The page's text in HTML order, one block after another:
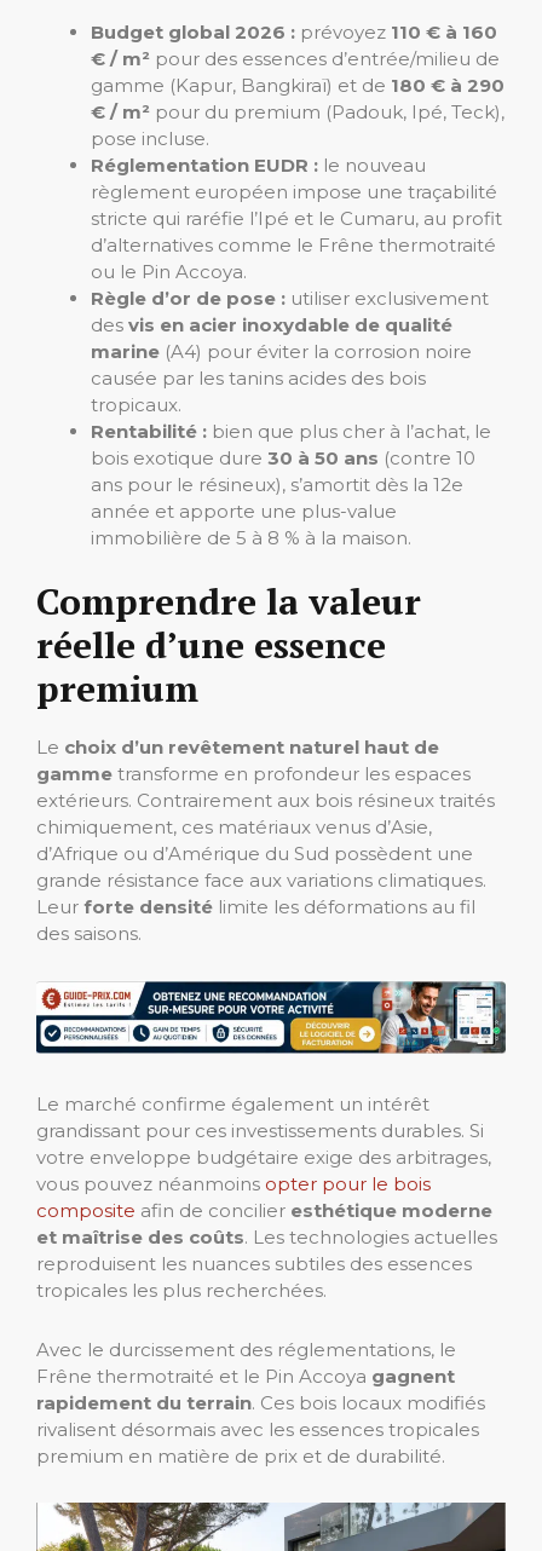
Budget global 2026 : prévoyez 110 € à 160
€ / m² pour des essences d’entrée/milieu de
gamme (Kapur, Bangkiraï) et de 180 € à 290
€ / m² pour du premium (Padouk, Ipé, Teck),
pose incluse.
Réglementation EUDR : le nouveau
règlement européen impose une traçabilité
stricte qui raréfie l’Ipé et le Cumaru, au profit
d’alternatives comme le Frêne thermotraité
ou le Pin Accoya.
Règle d’or de pose : utiliser exclusivement
des vis en acier inoxydable de qualité
marine (A4) pour éviter la corrosion noire
causée par les tanins acides des bois
tropicaux.
Rentabilité : bien que plus cher à l’achat, le
bois exotique dure 30 à 50 ans (contre 10
ans pour le résineux), s’amortit dès la 12e
année et apporte une plus-value
immobilière de 5 à 8 % à la maison.
Comprendre la valeur
réelle d’une essence
premium
Le choix d’un revêtement naturel haut de
gamme transforme en profondeur les espaces
extérieurs. Contrairement aux bois résineux traités
chimiquement, ces matériaux venus d’Asie,
d’Afrique ou d’Amérique du Sud possèdent une
grande résistance face aux variations climatiques.
Leur forte densité limite les déformations au fil
des saisons.
Le marché confirme également un intérêt
grandissant pour ces investissements durables. Si
votre enveloppe budgétaire exige des arbitrages,
vous pouvez néanmoins opter pour le bois
composite afin de concilier esthétique moderne
et maîtrise des coûts. Les technologies actuelles
reproduisent les nuances subtiles des essences
tropicales les plus recherchées.
Avec le durcissement des réglementations, le
Frêne thermotraité et le Pin Accoya gagnent
rapidement du terrain. Ces bois locaux modifiés
rivalisent désormais avec les essences tropicales
premium en matière de prix et de durabilité.